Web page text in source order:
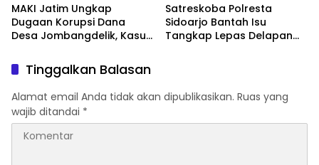
MAKI Jatim Ungkap
Dugaan Korupsi Dana
Desa Jombangdelik, Kasus
Pengadaan Mebelair
Segera Dilaporkan ke
Kejati Jatim
Satreskoba Polresta
Sidoarjo Bantah Isu
Tangkap Lepas Delapan
Tinggalkan Balasan
Alamat email Anda tidak akan dipublikasikan. Ruas yang
wajib ditandai *